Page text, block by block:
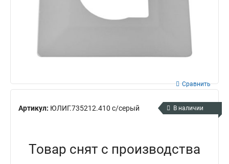
Артикул: ЮЛИГ.735212.410 с/серый
Сравнить
В наличии
Товар снят с производства